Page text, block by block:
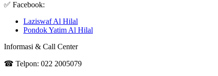
✅ Facebook:
Laziswaf Al Hilal
Pondok Yatim Al Hilal
Informasi & Call Center
☎ Telpon: 022 2005079